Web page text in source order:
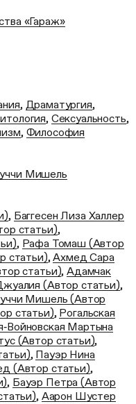
«Гараж»
, Драматургия,
, Сексуальность,
, Философия
Мишель
, Баггесен Лиза Халлер
статьи),
, Рафа Томаш (Автор
статьи),Ахмед Сара
статьи),Адамчак
(Автор статьи),
Мишель (Автор
статьи), Рогальская
Мартына
(Автор статьи),
, Пауэр Нина
(Автор статьи),
, Бауэр Петра (Автор
, Аарон Шустер